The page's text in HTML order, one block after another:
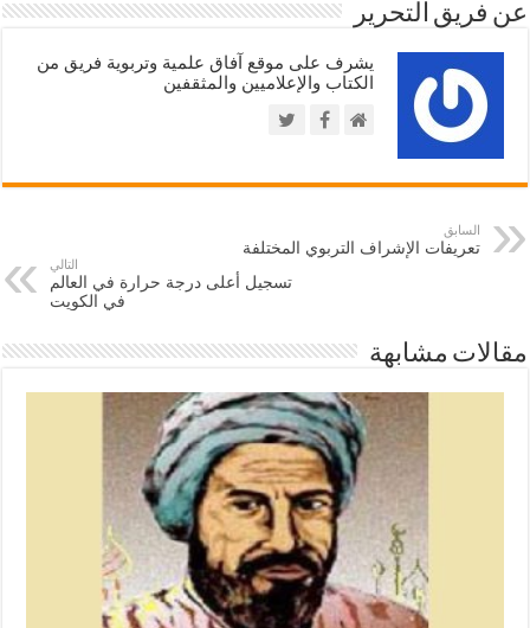
عن فريق التحرير
يشرف على موقع آفاق علمية وتربوية فريق من
الكتاب والإعلاميين والمثقفين
السابق
تعريفات الإشراف التربوي المختلفة
التالي
تسجيل أعلى درجة حرارة في العالم
في الكويت
مقالات مشابهة